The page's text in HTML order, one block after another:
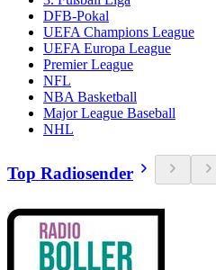
DFB-Pokal
UEFA Champions League
UEFA Europa League
Premier League
NFL
NBA Basketball
Major League Baseball
NHL
Top Radiosender